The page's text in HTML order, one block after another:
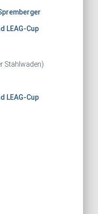
LEAG-Cup
Stahlwaden)
LEAG-Cup